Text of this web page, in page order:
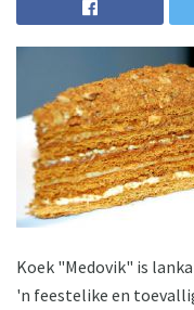
Koek "Medovik" is
'n feestelike en